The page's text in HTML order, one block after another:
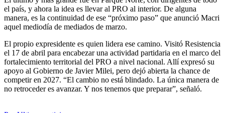
el país, y ahora la idea es llevar al PRO al interior. De alguna
manera, es la continuidad de ese “próximo paso” que anunció Macri
aquel mediodía de mediados de marzo.
El propio expresidente es quien lidera ese camino. Visitó Resistencia
el 17 de abril para encabezar una actividad partidaria en el marco del
fortalecimiento territorial del PRO a nivel nacional. Allí expresó su
apoyo al Gobierno de Javier Milei, pero dejó abierta la chance de
competir en 2027. “El cambio no está blindado. La única manera de
no retroceder es avanzar. Y nos tenemos que preparar”, señaló.